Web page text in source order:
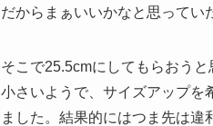
だからまぁいいかなと思ってい
そこで25.5cmにしてもらおう
小さいようで、サイズアップを
ました。結果的にはつま先は違